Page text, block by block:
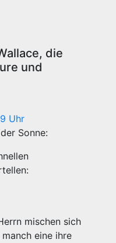
die
und
Uhr
Sonne:
mischen sich
eine ihre